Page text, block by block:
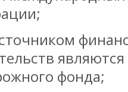
являются
фонда;